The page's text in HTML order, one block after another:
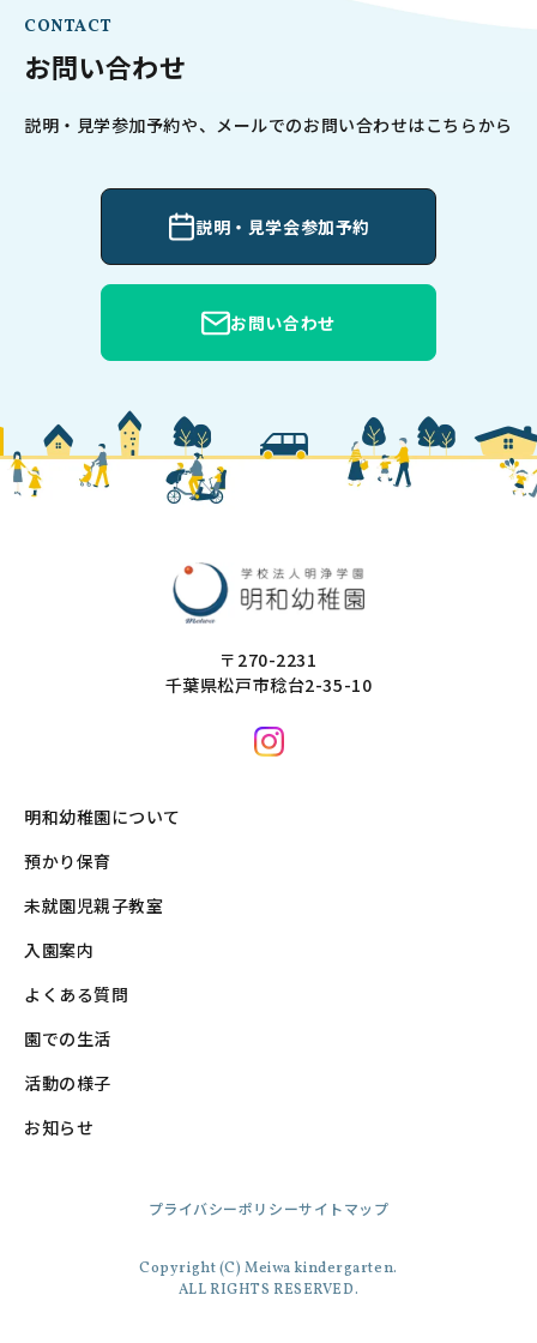
CONTACT
お問い合わせ
説明・見学参加予約や、メールでのお問い合わせはこちらから
説明・見学会参加予約
お問い合わせ
〒270-2231
千葉県松戸市稔台2-35-10
明和幼稚園について
預かり保育
未就園児親子教室
入園案内
よくある質問
園での生活
活動の様子
お知らせ
プライバシーポリシーサイトマップ
Copyright (C) Meiwa kindergarten.
ALL RIGHTS RESERVED.